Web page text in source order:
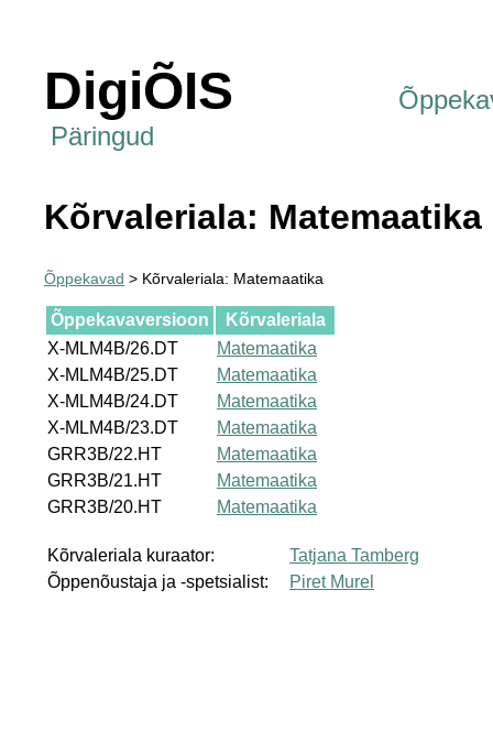
DigiÕIS
Päringud
Kõrvaleriala: Matemaatika
Õppekavad > Kõrvaleriala: Matemaatika
Õppekavaversioon
Kõrvaleriala
X-MLM4B/26.DT
Matemaatika
X-MLM4B/25.DT
Matemaatika
X-MLM4B/24.DT
Matemaatika
X-MLM4B/23.DT
Matemaatika
GRR3B/22.HT
Matemaatika
GRR3B/21.HT
Matemaatika
GRR3B/20.HT
Matemaatika
Kõrvaleriala kuraator:
Tatjana Tamberg
Õppenõustaja ja -spetsialist:
Piret Murel